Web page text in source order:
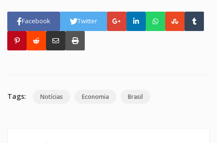
Facebook Twitter
Tags: Notícias Economia Brasil